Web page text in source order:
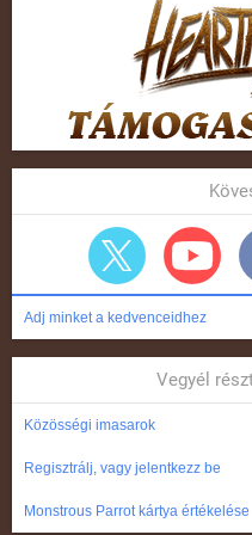
Adj minket a kedvenceidhez
Vegyél
Közösségi imasarok
Regisztrálj, vagy jelentkezz be
Monstrous Parrot kártya értékelése